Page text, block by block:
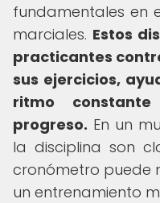
fundamentales en
marciales. Estos
practicantes
sus ejercicios,
ritmo
progreso. En un
la disciplina son
cronómetro puede
un entrenamiento